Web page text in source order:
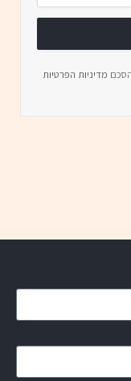
מדיניות הפרטיות